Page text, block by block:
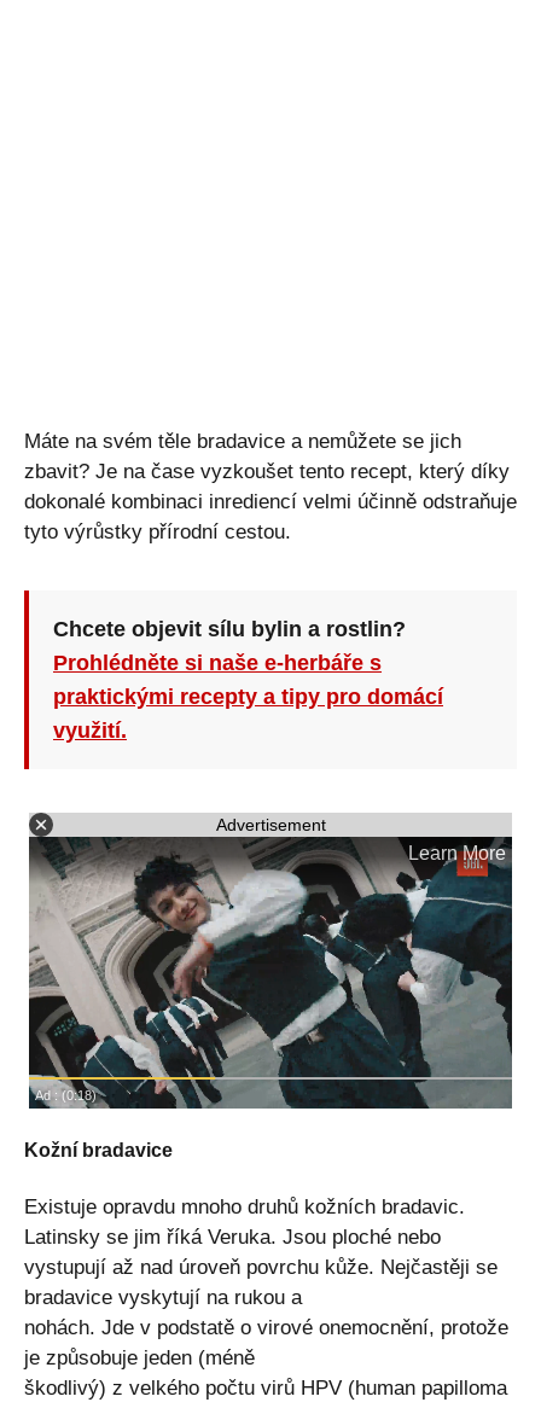
Máte na svém těle bradavice a nemůžete se jich
zbavit? Je na čase vyzkoušet tento recept, který díky
dokonalé kombinaci inrediencí velmi účinně odstraňuje
tyto výrůstky přírodní cestou.
Chcete objevit sílu bylin a rostlin?
Prohlédněte si naše e-herbáře s
praktickými recepty a tipy pro domácí
využití.
Advertisement
Kožní bradavice
Existuje opravdu mnoho druhů kožních bradavic.
Latinsky se jim říká Veruka. Jsou ploché nebo
vystupují až nad úroveň povrchu kůže. Nejčastěji se
bradavice vyskytují na rukou a
nohách. Jde v podstatě o virové onemocnění, protože
je způsobuje jeden (méně
škodlivý) z velkého počtu virů HPV (human papilloma